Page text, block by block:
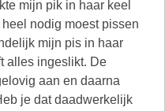
mijn pik in haar keel
nodig moest pissen
mijn pis in haar
alles ingeslikt. De
aan en daarna
je dat daadwerkelijk